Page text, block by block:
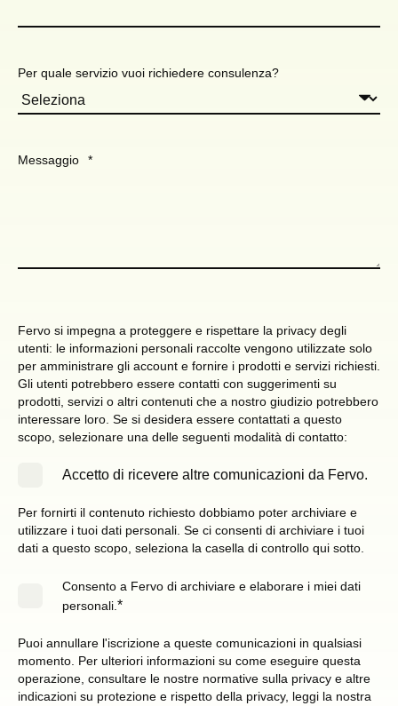
Per quale servizio vuoi richiedere consulenza?
Messaggio *
Fervo si impegna a proteggere e rispettare la privacy degli
utenti: le informazioni personali raccolte vengono utilizzate solo
per amministrare gli account e fornire i prodotti e servizi richiesti.
Gli utenti potrebbero essere contatti con suggerimenti su
prodotti, servizi o altri contenuti che a nostro giudizio potrebbero
interessare loro. Se si desidera essere contattati a questo
scopo, selezionare una delle seguenti modalità di contatto:
Accetto di ricevere altre comunicazioni da Fervo.
Per fornirti il contenuto richiesto dobbiamo poter archiviare e
utilizzare i tuoi dati personali. Se ci consenti di archiviare i tuoi
dati a questo scopo, seleziona la casella di controllo qui sotto.
Consento a Fervo di archiviare e elaborare i miei dati
personali.*
Puoi annullare l'iscrizione a queste comunicazioni in qualsiasi
momento. Per ulteriori informazioni su come eseguire questa
operazione, consultare le nostre normative sulla privacy e altre
indicazioni su protezione e rispetto della privacy, leggi la nostra